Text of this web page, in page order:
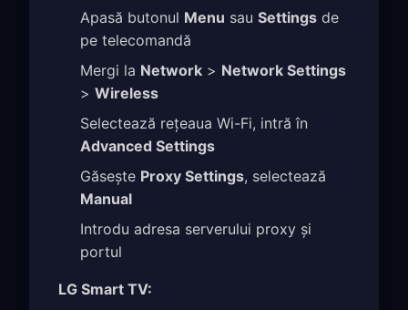
Apasă butonul Menu sau Settings de
pe telecomandă
Mergi la Network > Network Settings
> Wireless
Selectează rețeaua Wi-Fi, intră în
Advanced Settings
Găsește Proxy Settings, selectează
Manual
Introdu adresa serverului proxy și
portul
LG Smart TV: